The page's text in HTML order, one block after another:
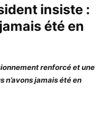
insiste :
été en
renforcé et une
jamais été en